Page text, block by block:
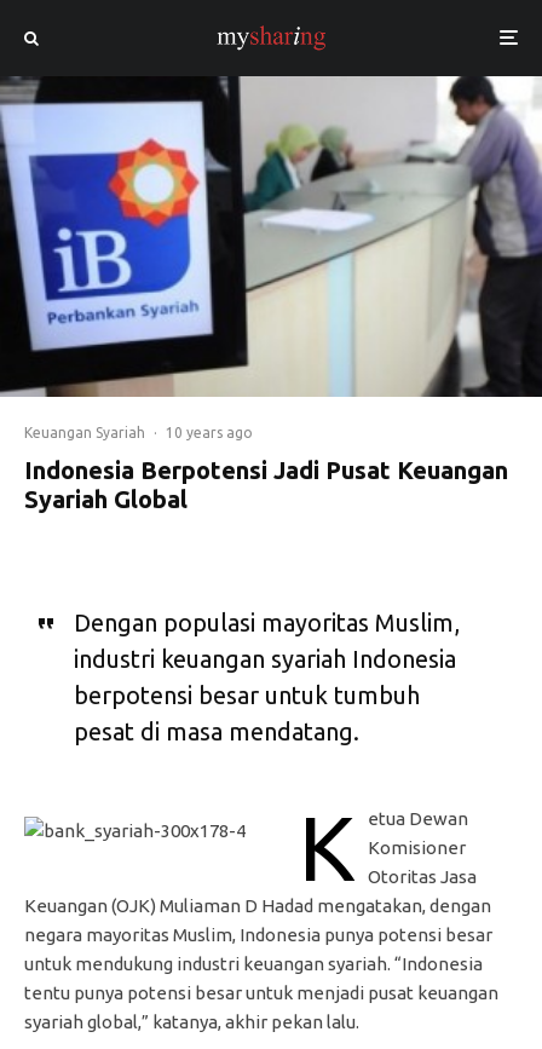
Keuangan Syariah · 10 years ago
Indonesia Berpotensi Jadi Pusat Keuangan
Syariah Global
Dengan populasi mayoritas Muslim,
industri keuangan syariah Indonesia
berpotensi besar untuk tumbuh
pesat di masa mendatang.
K
etua Dewan
Komisioner
Otoritas Jasa
Keuangan (OJK) Muliaman D Hadad mengatakan, dengan
negara mayoritas Muslim, Indonesia punya potensi besar
untuk mendukung industri keuangan syariah. “Indonesia
tentu punya potensi besar untuk menjadi pusat keuangan
syariah global,” katanya, akhir pekan lalu.